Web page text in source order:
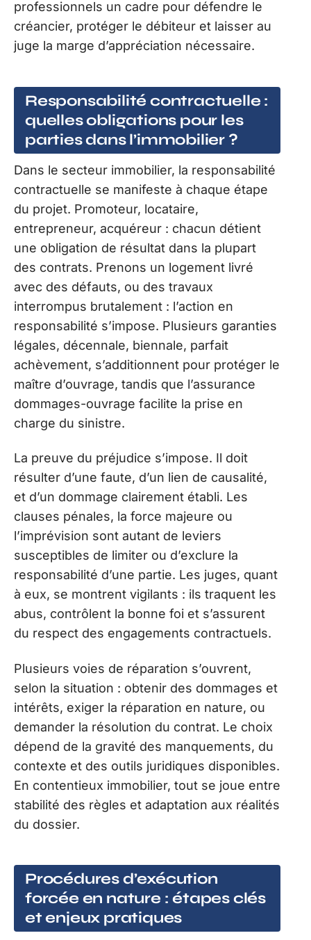
professionnels un cadre pour défendre le
créancier, protéger le débiteur et laisser au
juge la marge d’appréciation nécessaire.
Responsabilité contractuelle :
quelles obligations pour les
parties dans l’immobilier ?
Dans le secteur immobilier, la responsabilité
contractuelle se manifeste à chaque étape
du projet. Promoteur, locataire,
entrepreneur, acquéreur : chacun détient
une obligation de résultat dans la plupart
des contrats. Prenons un logement livré
avec des défauts, ou des travaux
interrompus brutalement : l’action en
responsabilité s’impose. Plusieurs garanties
légales, décennale, biennale, parfait
achèvement, s’additionnent pour protéger le
maître d’ouvrage, tandis que l’assurance
dommages-ouvrage facilite la prise en
charge du sinistre.
La preuve du préjudice s’impose. Il doit
résulter d’une faute, d’un lien de causalité,
et d’un dommage clairement établi. Les
clauses pénales, la force majeure ou
l’imprévision sont autant de leviers
susceptibles de limiter ou d’exclure la
responsabilité d’une partie. Les juges, quant
à eux, se montrent vigilants : ils traquent les
abus, contrôlent la bonne foi et s’assurent
du respect des engagements contractuels.
Plusieurs voies de réparation s’ouvrent,
selon la situation : obtenir des dommages et
intérêts, exiger la réparation en nature, ou
demander la résolution du contrat. Le choix
dépend de la gravité des manquements, du
contexte et des outils juridiques disponibles.
En contentieux immobilier, tout se joue entre
stabilité des règles et adaptation aux réalités
du dossier.
Procédures d’exécution
forcée en nature : étapes clés
et enjeux pratiques